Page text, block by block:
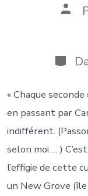
« Chaque
en passant par
indifférent.
selon moi … )
l’effigie de cette
un New Grove